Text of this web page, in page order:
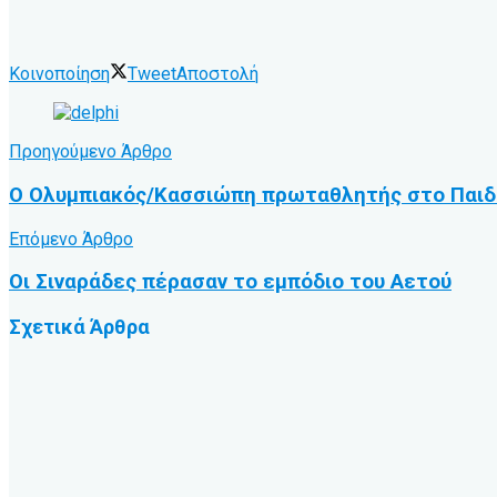
Κοινοποίηση TweetΑποστολή
Προηγούμενο Άρθρο
Ο Ολυμπιακός/Κασσιώπη πρωταθλητής στο
Επόμενο Άρθρο
Οι Σιναράδες πέρασαν το εμπόδιο του Αετού
ΣχετικάΆρθρα